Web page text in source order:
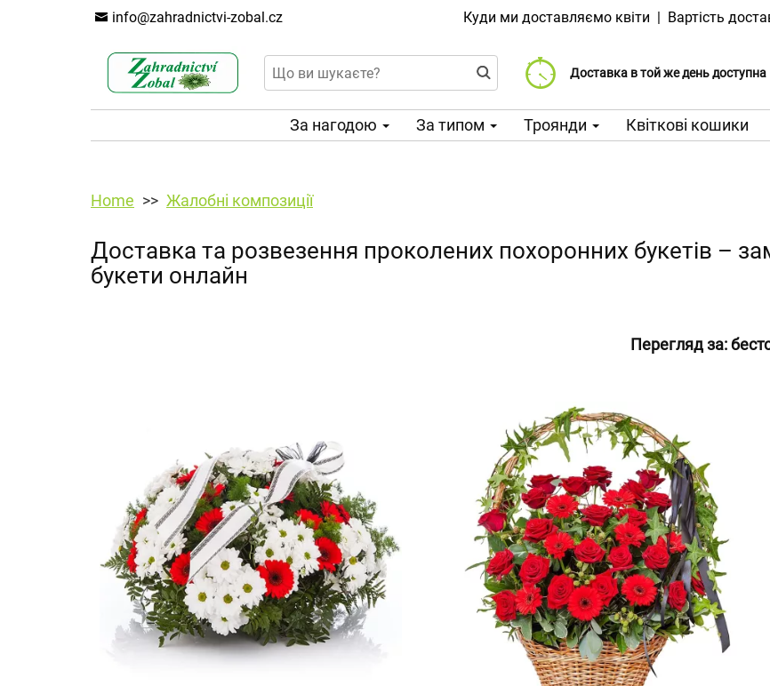
info@zahradnictvi-zobal.cz Куди ми доставляємо квіти | Вартість
Доставка в той же день доступна
Доставка від 99 CZK
Виберіть дату доставки
За нагодою За типом Троянди Квіткові кошики
Home Жалобні композиції
Доставка та розвезення проколених похоронних букетів –
букети онлайн
Перегляд за: